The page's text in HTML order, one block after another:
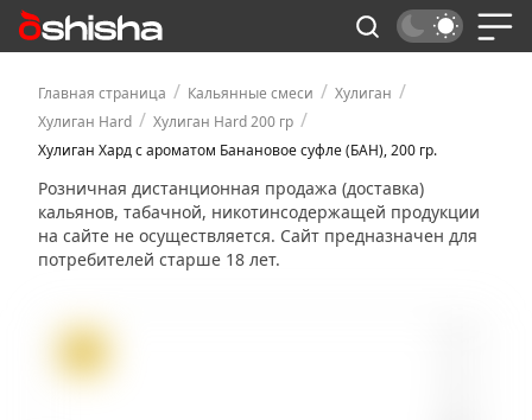
Главная страница / Кальянные смеси / Хулиган /
Хулиган Hard / Хулиган Hard 200 гр /
Хулиган Хард с ароматом Банановое суфле (БАН), 200 гр.
Розничная дистанционная продажа (доставка)
кальянов, табачной, никотинсодержащей продукции
на сайте не осуществляется. Сайт предназначен для
потребителей старше 18 лет.